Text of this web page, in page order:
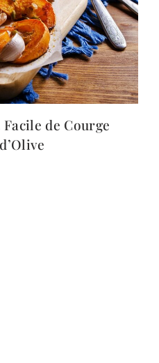
de Courge